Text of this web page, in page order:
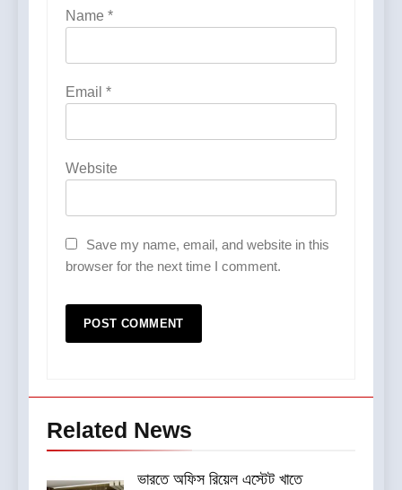
Name *
Email *
Website
Save my name, email, and website in this
browser for the next time I comment.
Related News
ভারতে অফিস রিয়েল এস্টেট খাতে